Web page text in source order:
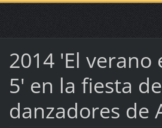
2014 'El verano
5' en la fiesta
danzadores de